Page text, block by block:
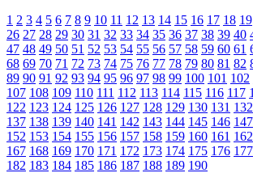
1 2 3 4 5 6 7 8 9 10 11 12 13 14 15 16 17 18 19
26 27 28 29 30 31 32 33 34 35 36 37 38 39 40
47 48 49 50 51 52 53 54 55 56 57 58 59 60 61
68 69 70 71 72 73 74 75 76 77 78 79 80 81 82
89 90 91 92 93 94 95 96 97 98 99 100 101 102
107 108 109 110 111 112 113 114 115 116 117
122 123 124 125 126 127 128 129 130 131 132
137 138 139 140 141 142 143 144 145 146 147
152 153 154 155 156 157 158 159 160 161 162
167 168 169 170 171 172 173 174 175 176 177
182 183 184 185 186 187 188 189 190